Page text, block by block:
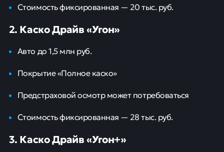
Стоимость фиксированная — 20 тыс. руб.
2. Каско Драйв «Угон»
Авто до 1,5 млн руб.
Покрытие «Полное каско»
Предстраховой осмотр может потребоваться
Стоимость фиксированная — 28 тыс. руб.
3. Каско Драйв «Угон+»